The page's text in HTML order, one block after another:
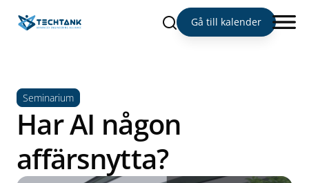
Sök Gå till kalender
Seminarium
Har AI någon
affärsnytta?